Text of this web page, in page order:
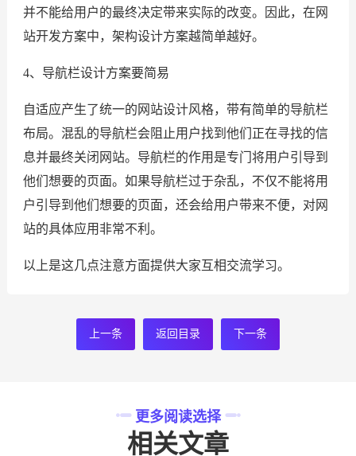
并不能给用户的最终决定带来实际的改变。因此，在网
站开发方案中，架构设计方案越简单越好。
4、导航栏设计方案要简易
自适应产生了统一的网站设计风格，带有简单的导航栏
布局。混乱的导航栏会阻止用户找到他们正在寻找的信
息并最终关闭网站。导航栏的作用是专门将用户引导到
他们想要的页面。如果导航栏过于杂乱，不仅不能将用
户引导到他们想要的页面，还会给用户带来不便，对网
站的具体应用非常不利。
以上是这几点注意方面提供大家互相交流学习。
上一条 返回目录 下一条
更多阅读选择
相关文章